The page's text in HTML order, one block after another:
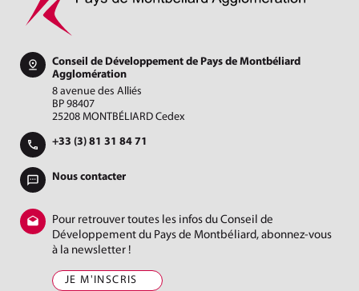
Conseil de Développement de Pays de Montbéliard
Agglomération
8 avenue des Alliés
BP 98407
25208 MONTBÉLIARD Cedex
+33 (3) 81 31 84 71
Nous contacter
Pour retrouver toutes les infos du Conseil de
Développement du Pays de Montbéliard, abonnez-vous
à la newsletter !
JE M'INSCRIS